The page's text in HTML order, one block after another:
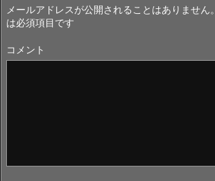
メールアドレスが公開されることはありません。
は必須項目です
コメント